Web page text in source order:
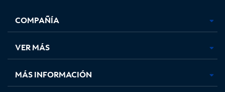
abre
en
pestaña
nueva
abre
en
pestaña
nueva
abre
en
pestaña
nueva
en
nueva
COMPAÑÍA
VER MÁS
MÁS INFORMACIÓN